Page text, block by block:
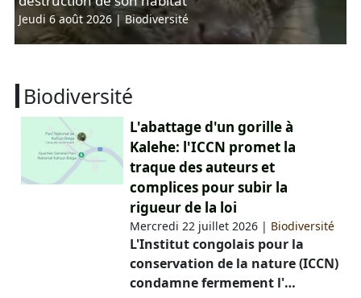
Jeudi 6 août 2026 | Biodiversité
Biodiversité
L'abattage d'un gorille à
Kalehe: l'ICCN promet la
traque des auteurs et
complices pour subir la
rigueur de la loi
Mercredi 22 juillet 2026| Biodiversité
L'Institut congolais pour la
conservation de la nature (ICCN)
condamne fermement l'…